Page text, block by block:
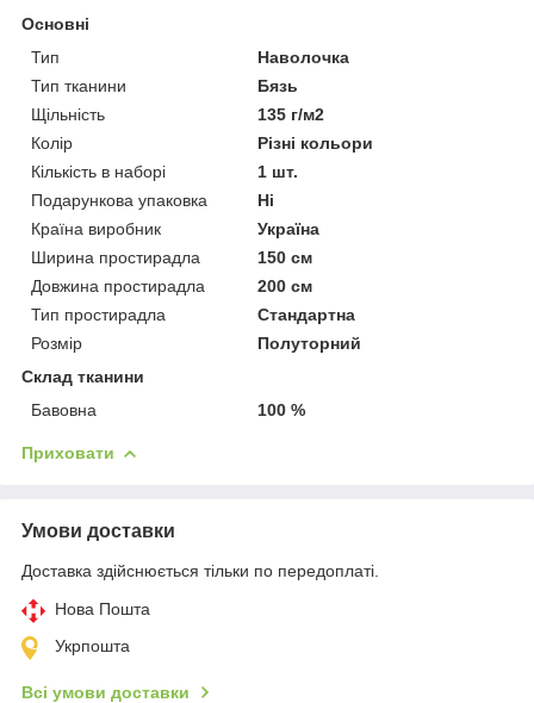
Основні
Тип
Наволочка
Тип тканини
Бязь
Щільність
135 г/м2
Колір
Різні кольори
Кількість в наборі
1 шт.
Подарункова упаковка
Ні
Країна виробник
Україна
Ширина простирадла
150 см
Довжина простирадла
200 см
Тип простирадла
Стандартна
Розмір
Полуторний
Склад тканини
Бавовна
100 %
Приховати
Умови доставки
Доставка здійснюється тільки по передоплаті.
Нова Пошта
Укрпошта
Всі умови доставки